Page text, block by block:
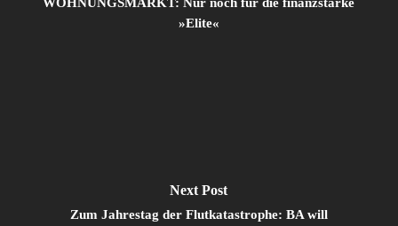
»Elite«
Next Post
Zum Jahrestag der Flutkatastrophe: BA will